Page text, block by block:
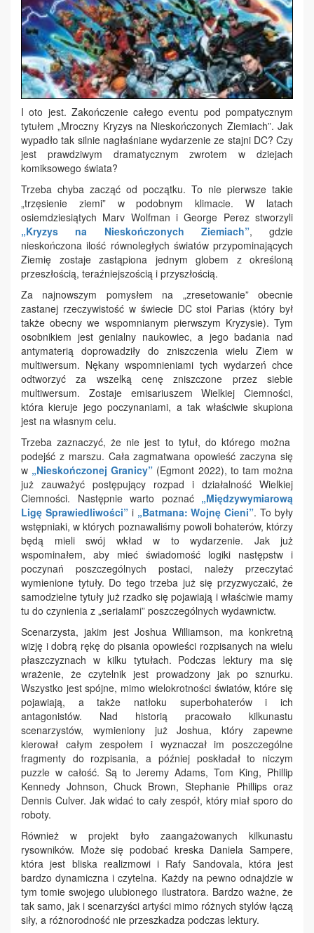
I oto jest. Zakończenie całego eventu pod pompatycznym
tytułem „Mroczny Kryzys na Nieskończonych Ziemiach”. Jak
wypadło tak silnie nagłaśniane wydarzenie ze stajni DC? Czy
jest prawdziwym dramatycznym zwrotem w dziejach
komiksowego świata?
Trzeba chyba zacząć od początku. To nie pierwsze takie
„trzęsienie ziemi” w podobnym klimacie. W latach
osiemdziesiątych Marv Wolfman i George Perez stworzyli
„Kryzys na Nieskończonych Ziemiach”, gdzie
nieskończona ilość równoległych światów przypominających
Ziemię zostaje zastąpiona jednym globem z określoną
przeszłością, teraźniejszością i przyszłością.
Za najnowszym pomysłem na „zresetowanie” obecnie
zastanej rzeczywistość w świecie DC stoi Parias (który był
także obecny we wspomnianym pierwszym Kryzysie). Tym
osobnikiem jest genialny naukowiec, a jego badania nad
antymaterią doprowadziły do zniszczenia wielu Ziem w
multiwersum. Nękany wspomnieniami tych wydarzeń chce
odtworzyć za wszelką cenę zniszczone przez siebie
multiwersum. Zostaje emisariuszem Wielkiej Ciemności,
która kieruje jego poczynaniami, a tak właściwie skupiona
jest na własnym celu.
Trzeba zaznaczyć, że nie jest to tytuł, do którego można
podejść z marszu. Cała zagmatwana opowieść zaczyna się
w „Nieskończonej Granicy” (Egmont 2022), to tam można
już zauważyć postępujący rozpad i działalność Wielkiej
Ciemności. Następnie warto poznać „Międzywymiarową
Ligę Sprawiedliwości”i „Batmana: Wojnę Cieni”. To były
wstępniaki, w których poznawaliśmy powoli bohaterów, którzy
będą mieli swój wkład w to wydarzenie. Jak już
wspominałem, aby mieć świadomość logiki następstw i
poczynań poszczególnych postaci, należy przeczytać
wymienione tytuły. Do tego trzeba już się przyzwyczaić, że
samodzielne tytuły już rzadko się pojawiają i właściwie mamy
tu do czynienia z „serialami” poszczególnych wydawnictw.
Scenarzysta, jakim jest Joshua Williamson, ma konkretną
wizję i dobrą rękę do pisania opowieści rozpisanych na wielu
płaszczyznach w kilku tytułach. Podczas lektury ma się
wrażenie, że czytelnik jest prowadzony jak po sznurku.
Wszystko jest spójne, mimo wielokrotności światów, które się
pojawiają, a także natłoku superbohaterów i ich
antagonistów. Nad historią pracowało kilkunastu
scenarzystów, wymieniony już Joshua, który zapewne
kierował całym zespołem i wyznaczał im poszczególne
fragmenty do rozpisania, a później poskładał to niczym
puzzle w całość. Są to Jeremy Adams, Tom King, Phillip
Kennedy Johnson, Chuck Brown, Stephanie Phillips oraz
Dennis Culver. Jak widać to cały zespół, który miał sporo do
roboty.
Również w projekt było zaangażowanych kilkunastu
rysowników. Może się podobać kreska Daniela Sampere,
która jest bliska realizmowi i Rafy Sandovala, która jest
bardzo dynamiczna i czytelna. Każdy na pewno odnajdzie w
tym tomie swojego ulubionego ilustratora. Bardzo ważne, że
tak samo, jak i scenarzyści artyści mimo różnych stylów łączą
siły, a różnorodność nie przeszkadza podczas lektury.